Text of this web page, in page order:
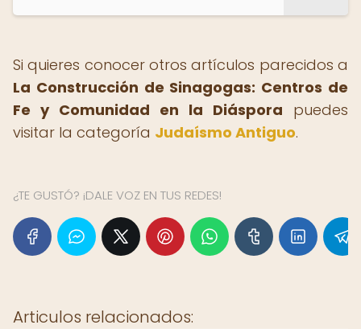
Si quieres conocer otros artículos parecidos a
La Construcción de Sinagogas: Centros de
Fe y Comunidad en la Diáspora puedes
visitar la categoría Judaísmo Antiguo.
¿TE GUSTÓ? ¡DALE VOZ EN TUS REDES!
Articulos relacionados: